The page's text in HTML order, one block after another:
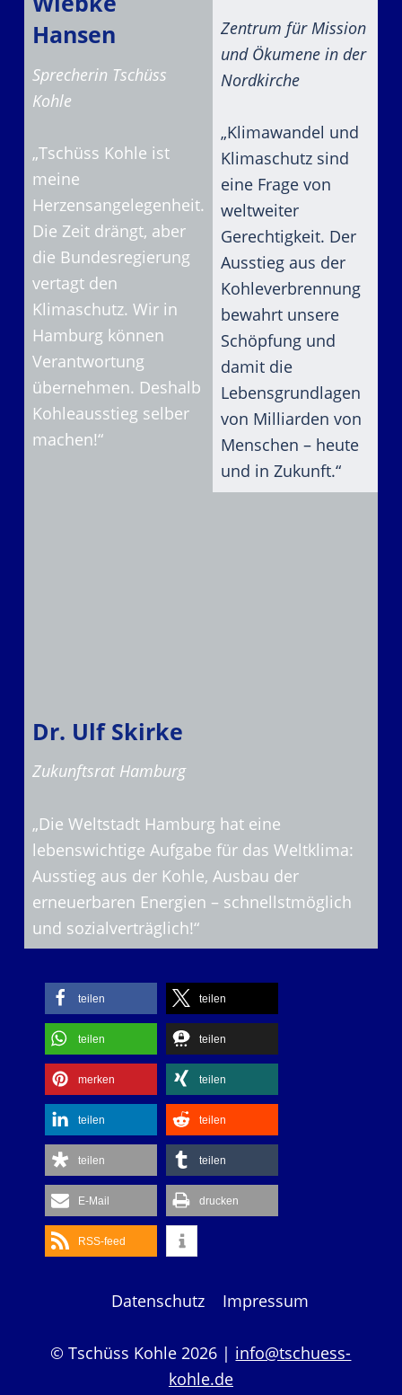
Hansen
Sprecherin Tschüss
Kohle
„Tschüss Kohle ist
meine
Herzensangelegenheit.
Die Zeit drängt, aber
die Bundesregierung
vertagt den
Klimaschutz. Wir in
Hamburg können
Verantwortung
übernehmen. Deshalb
Kohleausstieg selber
machen!“
Zentrum für Mission
und Ökumene in der
Nordkirche
„Klimawandel und
Klimaschutz sind
eine Frage von
weltweiter
Gerechtigkeit. Der
Ausstieg aus der
Kohleverbrennung
bewahrt unsere
Schöpfung und
damit die
Lebensgrundlagen
von Milliarden von
Menschen – heute
und in Zukunft.“
Dr. Ulf Skirke
Zukunftsrat Hamburg
„Die Weltstadt Hamburg hat eine
lebenswichtige Aufgabe für das Weltklima:
Ausstieg aus der Kohle, Ausbau der
erneuerbaren Energien – schnellstmöglich
und sozialverträglich!“
teilen teilen
teilen teilen
merken teilen
teilen teilen
teilen teilen
E-Mail drucken
RSS-feed
Datenschutz Impressum
© Tschüss Kohle 2026 | info@tschuess-
kohle.de